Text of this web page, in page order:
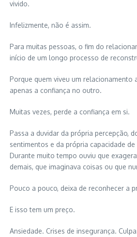
vivido.
Infelizmente, não é assim.
Para muitas pessoas, o fim do
início de um longo processo de
Porque quem viveu um relacionamento
apenas a confiança no outro.
Muitas vezes, perde a confiança em si.
Passa a duvidar da própria percepção,
sentimentos e da própria capacidade
Durante muito tempo ouviu que
demais, que imaginava coisas ou que
Pouco a pouco, deixa de reconhecer a
E isso tem um preço.
Ansiedade. Crises de insegurança.